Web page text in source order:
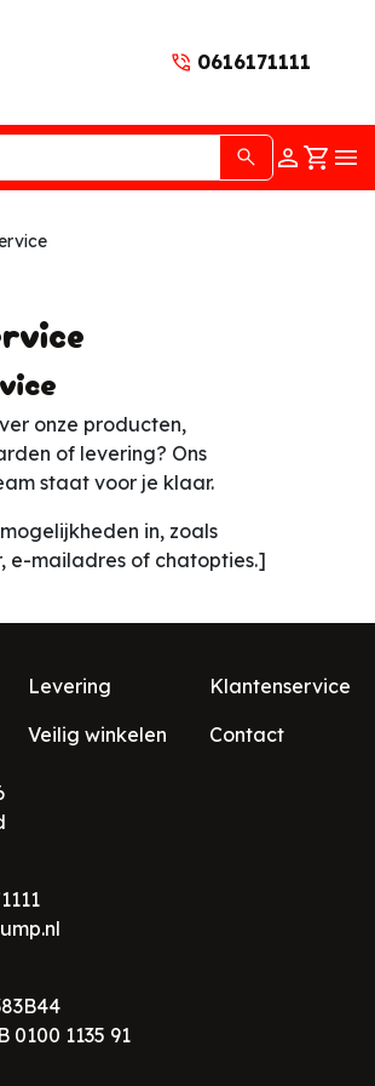
0616171111
naar
onze producten,
of levering? Ons
staat voor je klaar.
in, zoals
e-mailadres of chatopties.]
Levering
Veilig winkelen
Klantenservice
Contact
0100 1135 91